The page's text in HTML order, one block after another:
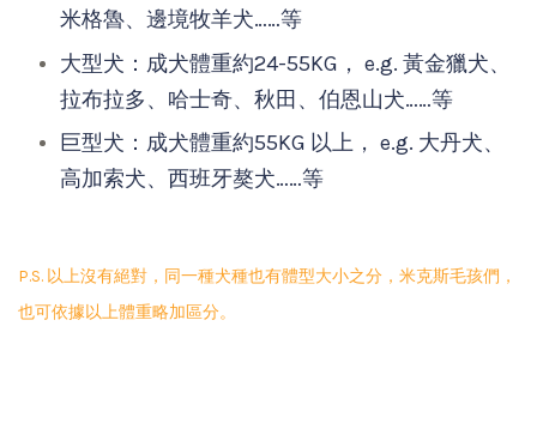
米格魯、邊境牧羊犬……等
大型犬：成犬體重約24-55KG， e.g. 黃金獵犬、
拉布拉多、哈士奇、秋田、伯恩山犬……等
巨型犬：成犬體重約55KG 以上， e.g. 大丹犬、
高加索犬、西班牙獒犬……等
P.S. 以上沒有絕對，同一種犬種也有體型大小之分，米克斯毛孩們，
也可依據以上體重略加區分。